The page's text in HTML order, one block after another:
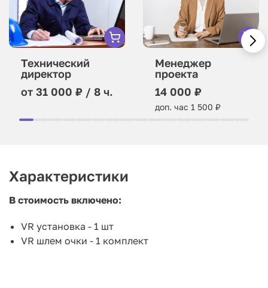
Технический
директор
от 31 000 ₽ / 8 ч.
Менеджер
проекта
14 000 ₽
доп. час 1 500 ₽
Характеристики
В стоимость включено:
VR установка - 1 шт
VR шлем очки - 1 комплект